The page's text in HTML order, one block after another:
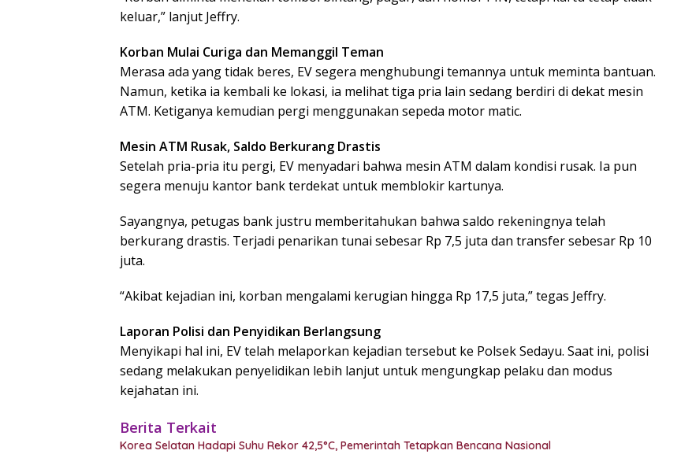
keluar,” lanjut Jeffry.
Korban Mulai Curiga dan Memanggil Teman
Merasa ada yang tidak beres, EV segera menghubungi temannya untuk meminta bantuan.
Namun, ketika ia kembali ke lokasi, ia melihat tiga pria lain sedang berdiri di dekat mesin
ATM. Ketiganya kemudian pergi menggunakan sepeda motor matic.
Mesin ATM Rusak, Saldo Berkurang Drastis
Setelah pria-pria itu pergi, EV menyadari bahwa mesin ATM dalam kondisi rusak. Ia pun
segera menuju kantor bank terdekat untuk memblokir kartunya.
Sayangnya, petugas bank justru memberitahukan bahwa saldo rekeningnya telah
berkurang drastis. Terjadi penarikan tunai sebesar Rp 7,5 juta dan transfer sebesar Rp 10
juta.
“Akibat kejadian ini, korban mengalami kerugian hingga Rp 17,5 juta,” tegas Jeffry.
Laporan Polisi dan Penyidikan Berlangsung
Menyikapi hal ini, EV telah melaporkan kejadian tersebut ke Polsek Sedayu. Saat ini, polisi
sedang melakukan penyelidikan lebih lanjut untuk mengungkap pelaku dan modus
kejahatan ini.
Berita Terkait
Korea Selatan Hadapi Suhu Rekor 42,5°C, Pemerintah Tetapkan Bencana Nasional